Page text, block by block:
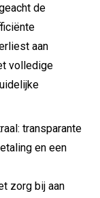
de
aan
volledige
transparante
en een
zorg bij aan